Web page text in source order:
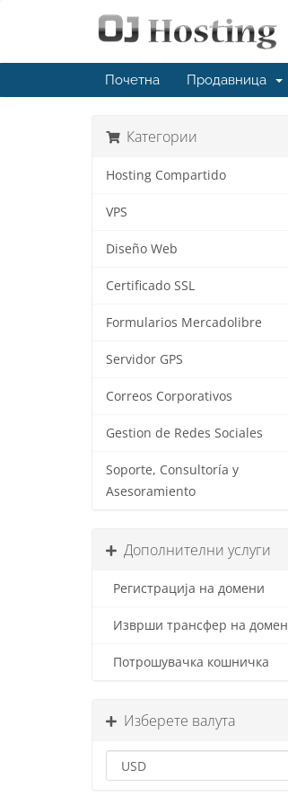
Почетна Продавница
Категории
Hosting Compartido
VPS
Diseño Web
Certificado SSL
Formularios Mercadolibre
Servidor GPS
Correos Corporativos
Gestion de Redes Sociales
Soporte, Consultoría y
Asesoramiento
Дополнителни услуги
Регистрација на домени
Изврши трансфер на домен
Потрошувачка кошничка
Изберете валута